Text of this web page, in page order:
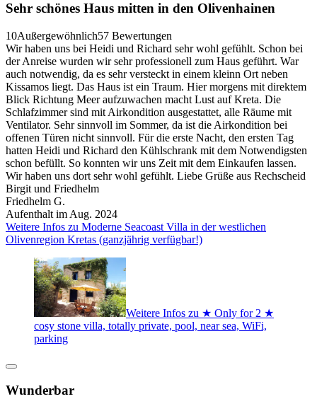
Sehr schönes Haus mitten in den Olivenhainen
10Außergewöhnlich57 Bewertungen
Wir haben uns bei Heidi und Richard sehr wohl gefühlt. Schon bei
der Anreise wurden wir sehr professionell zum Haus geführt. War
auch notwendig, da es sehr versteckt in einem kleinn Ort neben
Kissamos liegt. Das Haus ist ein Traum. Hier morgens mit direktem
Blick Richtung Meer aufzuwachen macht Lust auf Kreta. Die
Schlafzimmer sind mit Airkondition ausgestattet, alle Räume mit
Ventilator. Sehr sinnvoll im Sommer, da ist die Airkondition bei
offenen Türen nicht sinnvoll. Für die erste Nacht, den ersten Tag
hatten Heidi und Richard den Kühlschrank mit dem Notwendigsten
schon befüllt. So konnten wir uns Zeit mit dem Einkaufen lassen.
Wir haben uns dort sehr wohl gefühlt. Liebe Grüße aus Rechscheid
Birgit und Friedhelm
Friedhelm G.
Aufenthalt im Aug. 2024
Weitere Infos zu Moderne Seacoast Villa in der westlichen
Olivenregion Kretas (ganzjährig verfügbar!)
Weitere Infos zu ★ Only for 2 ★
cosy stone villa, totally private, pool, near sea, WiFi,
parking
Wunderbar